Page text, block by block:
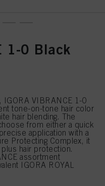
1-0 Black
IGORA VIBRANCE 1-0
tone-on-tone hair color
hair blending. The
from either a quick
application with a
Protecting Complex, it
hair protection.
assortment
IGORA ROYAL